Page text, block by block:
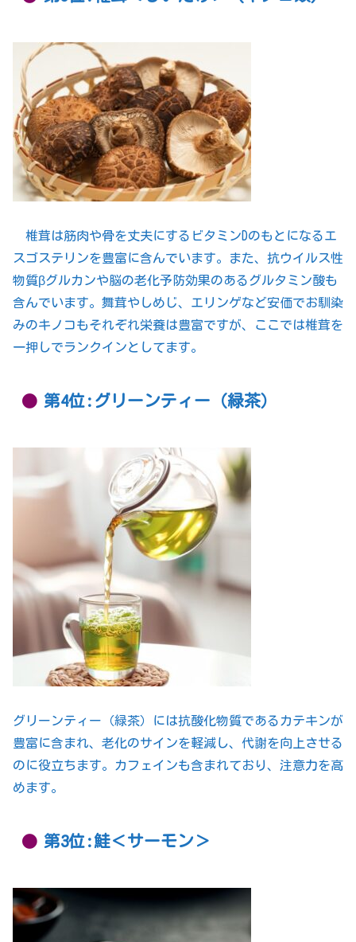
椎茸は筋肉や骨を丈夫にするビタミンDのもとになるエ
スゴステリンを豊富に含んでいます。また、抗ウイルス性
物質βグルカンや脳の老化予防効果のあるグルタミン酸も
含んでいます。舞茸やしめじ、エリンゲなど安価でお馴染
みのキノコもそれぞれ栄養は豊富ですが、ここでは椎茸を
一押しでランクインとしてます。
第4位:グリーンティー（緑茶）
グリーンティー（緑茶）には抗酸化物質であるカテキンが
豊富に含まれ、老化のサインを軽減し、代謝を向上させる
のに役立ちます。カフェインも含まれており、注意力を高
めます。
第3位:鮭＜サーモン＞